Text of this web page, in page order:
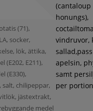
(71),
socker,
lök, ättika,
(E202, E211),
(E330),
chilipeppar,
jästextrakt,
medel
(cantaloup
honungs),
vindruvor,
apelsin,
samt
per